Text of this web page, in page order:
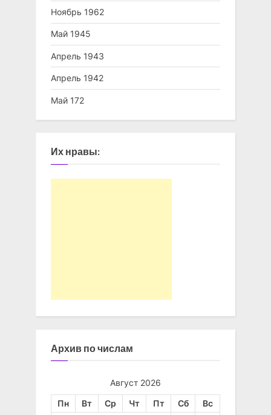
Ноябрь 1962
Май 1945
Апрель 1943
Апрель 1942
Май 172
Их нравы:
Архив по числам
Август 2026
Пн Вт Ср Чт Пт Сб
Вс